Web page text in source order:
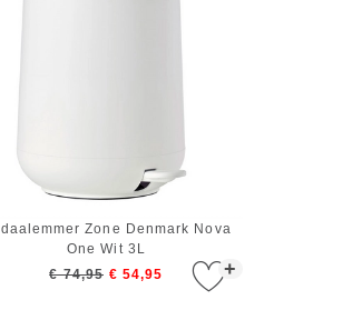
+
Zone Denmark Nova
One Wit 3L
€ 74,95 € 54,95